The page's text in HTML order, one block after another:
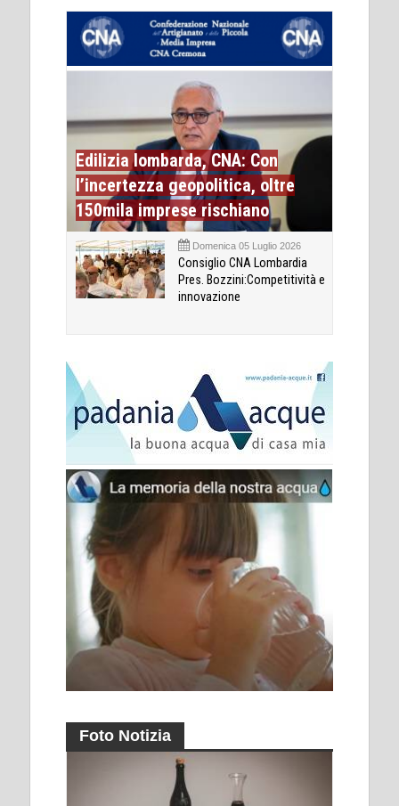
Edilizia lombarda, CNA: Con
l’incertezza geopolitica, oltre
150mila imprese rischiano
Domenica 05 Luglio 2026
Consiglio CNA Lombardia
Pres. Bozzini:Competitività e
innovazione
Foto Notizia